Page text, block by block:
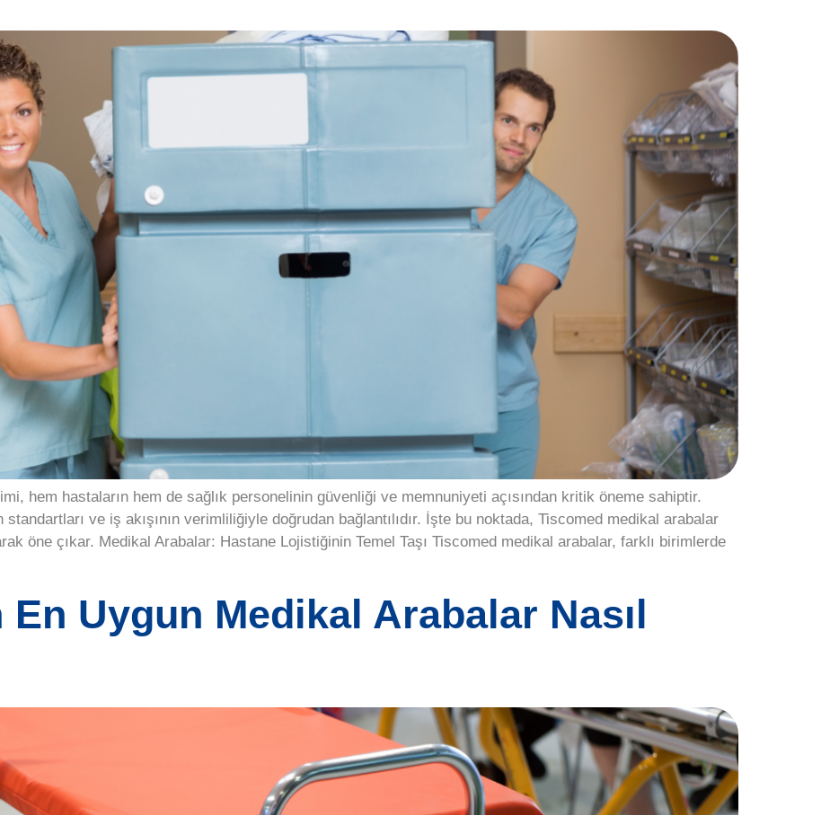
hem hastaların hem de sağlık personelinin güvenliği ve memnuniyeti açısından kritik öneme sahiptir.
ve iş akışının verimliliğiyle doğrudan bağlantılıdır. İşte bu noktada, Tiscomed medikal arabalar
öne çıkar. Medikal Arabalar: Hastane Lojistiğinin Temel Taşı Tiscomed medikal arabalar, farklı birimlerde
Uygun Medikal Arabalar Nasıl